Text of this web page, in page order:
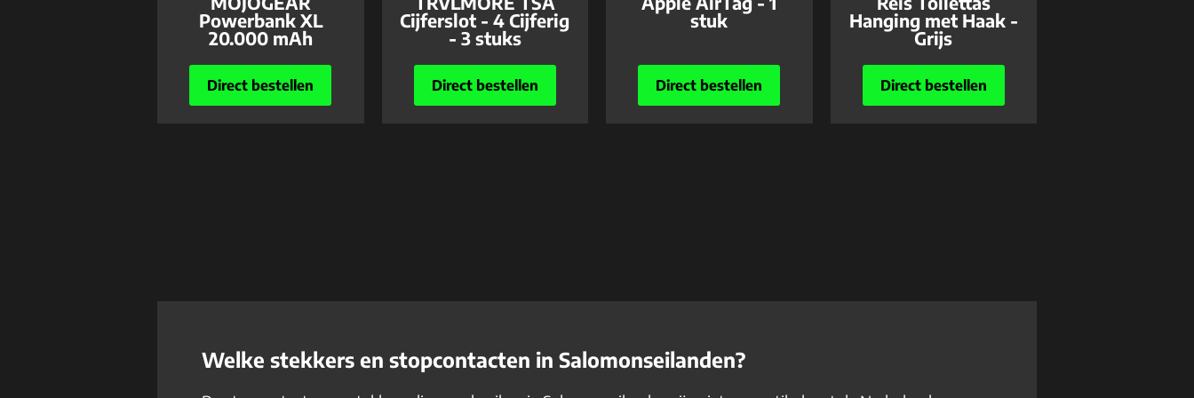
Powerbank XL
20.000 mAh
Direct bestellen
Cijferslot - 4 Cijferig
- 3 stuks
Direct bestellen
stuk
Direct bestellen
Hanging met Haak -
Grijs
Direct bestellen
Welke stekkers en stopcontacten in Salomonseilanden?